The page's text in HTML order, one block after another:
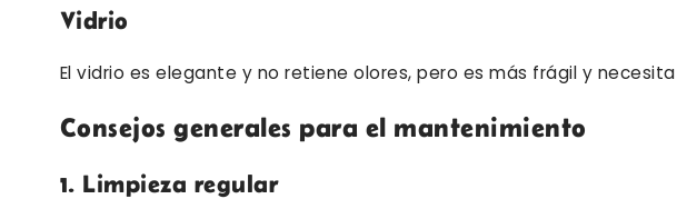
Vidrio
El vidrio es elegante y no retiene olores, pero es más frágil y
Consejos generales para el mantenimiento
1. Limpieza regular